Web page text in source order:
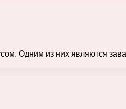
Одним из них являются